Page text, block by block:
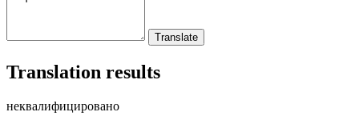
Translation results
неквалифицировано